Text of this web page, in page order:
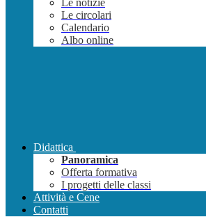
Le notizie
Le circolari
Calendario
Albo online
Didattica
Panoramica
Offerta formativa
I progetti delle classi
Attività e Cene
Contatti